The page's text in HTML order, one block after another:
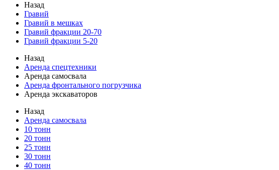
Назад
Гравий
Гравий в мешках
Гравий фракции 20-70
Гравий фракции 5-20
Назад
Аренда спецтехники
Аренда самосвала
Аренда фронтального погрузчика
Аренда экскаваторов
Назад
Аренда самосвала
10 тонн
20 тонн
25 тонн
30 тонн
40 тонн